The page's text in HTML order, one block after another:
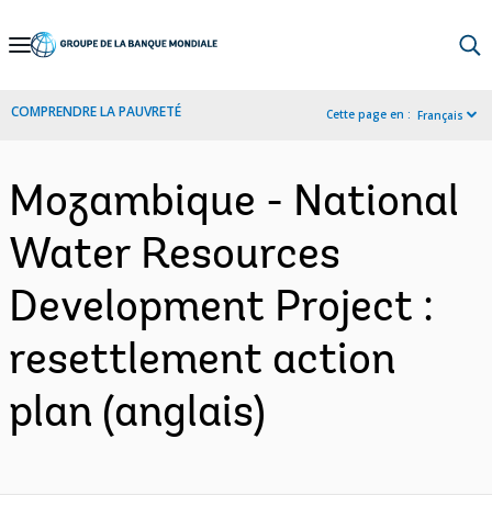
Skip
Navigation
COMPRENDRE LA PAUVRETÉ Cette page en : Français
Mozambique - National
Water Resources
Development Project :
resettlement action
plan (anglais)